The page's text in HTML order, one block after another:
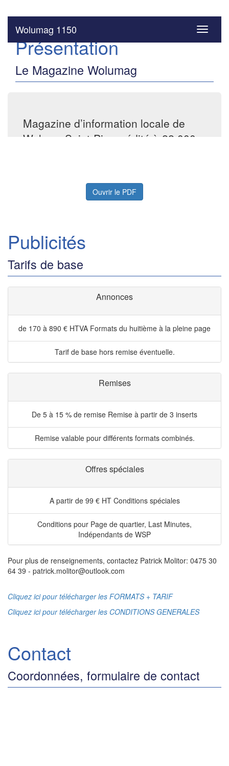
Ouvrir le PDF
Publicités
Tarifs de base
Annonces
de 170 à 890 € HTVA Formats du huitième à la pleine page
Tarif de base hors remise éventuelle.
Remises
De 5 à 15 % de remise Remise à partir de 3 inserts
Remise valable pour différents formats combinés.
Offres spéciales
A partir de 99 € HT Conditions spéciales
Conditions pour Page de quartier, Last Minutes,
Indépendants de WSP
Pour plus de renseignements, contactez Patrick Molitor: 0475 30
64 39 - patrick.molitor@outlook.com
Cliquez ici pour télécharger les FORMATS + TARIF
Cliquez ici pour télécharger les CONDITIONS GENERALES
Contact
Coordonnées, formulaire de contact